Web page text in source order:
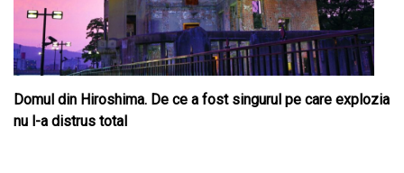
Domul din Hiroshima. De ce a fost singurul pe care explozia
nu l-a distrus total